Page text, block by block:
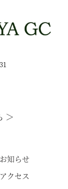
＞
お知らせ
アクセス